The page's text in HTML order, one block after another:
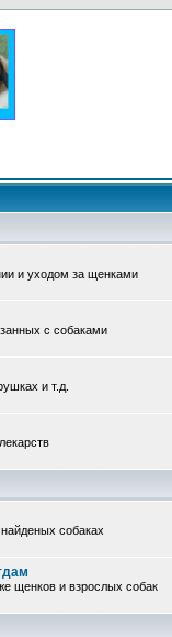
и уходом за щенками
с собаками
и т.д.
собаках
щенков и взрослых собак